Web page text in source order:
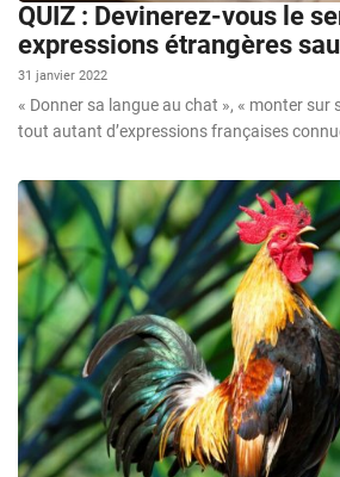
QUIZ : Devinerez-vous le
expressions étrangères
31 janvier 2022
« Donner sa langue au chat », « monter sur
tout autant d’expressions françaises